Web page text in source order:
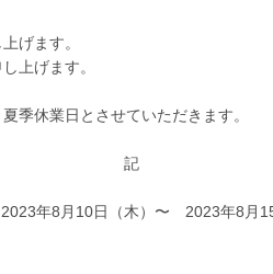
げます。
上げます。
季休業日とさせていただきます。
記
年8月10日（木）〜 2023年8月15